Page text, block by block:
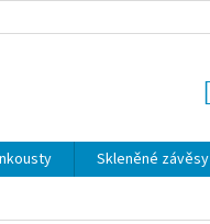
Skleněné závěsy